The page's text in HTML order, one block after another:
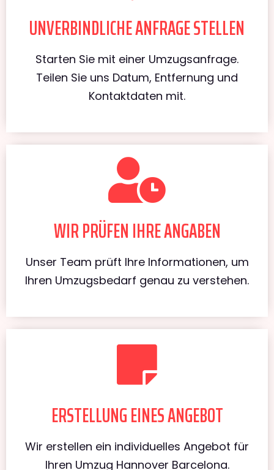
UNVERBINDLICHE ANFRAGE STELLEN
Starten Sie mit einer Umzugsanfrage.
Teilen Sie uns Datum, Entfernung und
Kontaktdaten mit.
WIR PRÜFEN IHRE ANGABEN
Unser Team prüft Ihre Informationen, um
Ihren Umzugsbedarf genau zu verstehen.
ERSTELLUNG EINES ANGEBOT
Wir erstellen ein individuelles Angebot für
Ihren Umzug Hannover Barcelona.